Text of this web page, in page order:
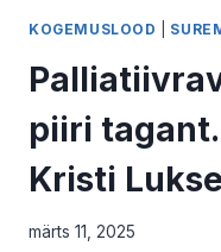
KOGEMUSLOOD
piiri
Kristi
märts 11, 2025